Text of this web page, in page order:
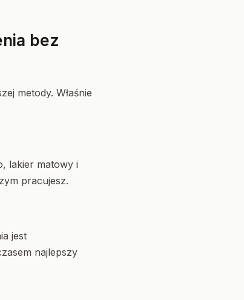
bez
metody. Właśnie
lakier matowy i
pracujesz.
jest
najlepszy